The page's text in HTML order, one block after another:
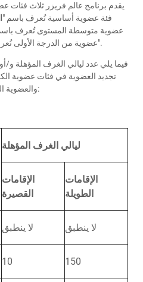
فئة عضوية أساسية تُعرف باسم "
عضوية متوسطة المستوى تُعرف
عضوية من الدرجة الأولى".
فيما يلي عدد ليالي الغرف المؤهلة و/
تجديد العضوية في فئات عضوية
والعضوية الماسية ببرنامج عالم فريزر:
ليالي الغرف المؤهلة
الإقامات
القصيرة
الإقامات
الطويلة
لا ينطبق لا ينطبق
10 150